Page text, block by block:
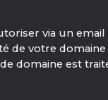
via un email
de votre
domaine est